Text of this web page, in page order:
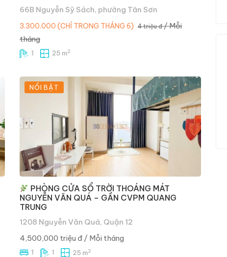
66B Nguyễn Sỹ Sách, phường Tân Sơn
3.300.000 (CHỈ TRONG THÁNG 6) 4 triệu đ / Mỗi
tháng
1 25 m2
NỔI BẬT
PHÒNG CỬA SỔ TRỜI THOÁNG MÁT
NGUYỄN VĂN QUÁ – GẦN CVPM QUANG
TRUNG
1208 Nguyễn Văn Quá, Quận 12
4,500,000 triệu đ / Mỗi tháng
1 1 25 m2